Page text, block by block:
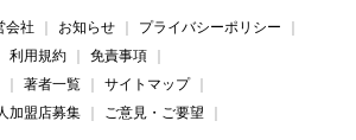
会社 お知らせ
プライバシーポリシー
利用規約
免責事項
著者一覧
サイトマップ
加盟店募集
ご意見・ご要望